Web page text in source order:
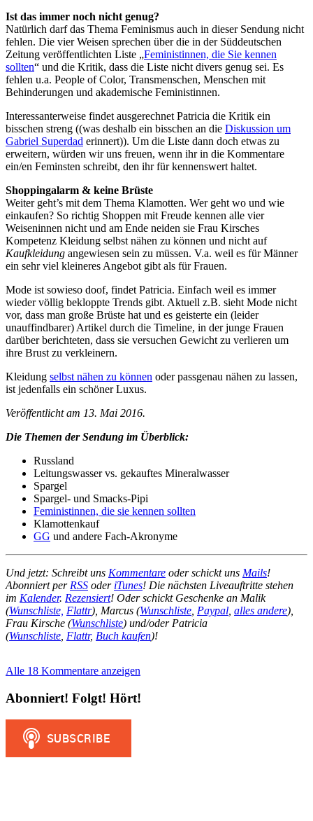
Ist das immer noch nicht genug?
Natürlich darf das Thema Feminismus auch in dieser Sendung nicht
fehlen. Die vier Weisen sprechen über die in der Süddeutschen
Zeitung veröffentlichten Liste „Feministinnen, die Sie kennen
sollten“ und die Kritik, dass die Liste nicht divers genug sei. Es
fehlen u.a. People of Color, Transmenschen, Menschen mit
Behinderungen und akademische Feministinnen.
Interessanterweise findet ausgerechnet Patricia die Kritik ein
bisschen streng ((was deshalb ein bisschen an die Diskussion um
Gabriel Superdad erinnert)). Um die Liste dann doch etwas zu
erweitern, würden wir uns freuen, wenn ihr in die Kommentare
ein/en Feminsten schreibt, den ihr für kennenswert haltet.
Shoppingalarm & keine Brüste
Weiter geht’s mit dem Thema Klamotten. Wer geht wo und wie
einkaufen? So richtig Shoppen mit Freude kennen alle vier
Weiseninnen nicht und am Ende neiden sie Frau Kirsches
Kompetenz Kleidung selbst nähen zu können und nicht auf
Kaufkleidung angewiesen sein zu müssen. V.a. weil es für Männer
ein sehr viel kleineres Angebot gibt als für Frauen.
Mode ist sowieso doof, findet Patricia. Einfach weil es immer
wieder völlig bekloppte Trends gibt. Aktuell z.B. sieht Mode nicht
vor, dass man große Brüste hat und es geisterte ein (leider
unauffindbarer) Artikel durch die Timeline, in der junge Frauen
darüber berichteten, dass sie versuchen Gewicht zu verlieren um
ihre Brust zu verkleinern.
Kleidung selbst nähen zu können oder passgenau nähen zu lassen,
ist jedenfalls ein schöner Luxus.
Veröffentlicht am 13. Mai 2016.
Die Themen der Sendung im Überblick:
Russland
Leitungswasser vs. gekauftes Mineralwasser
Spargel
Spargel- und Smacks-Pipi
Feministinnen, die sie kennen sollten
Klamottenkauf
GG und andere Fach-Akronyme
Und jetzt: Schreibt uns Kommentare oder schickt uns Mails!
Abonniert perRSS oder iTunes! Die nächsten Liveauftritte stehen
im Kalender. Rezensiert! Oder schickt Geschenke an Malik
(Wunschliste, Flattr), Marcus (Wunschliste, Paypal, alles andere),
Frau Kirsche (Wunschliste) und/oder Patricia
(Wunschliste, Flattr, Buch kaufen)!
Alle 18 Kommentare anzeigen
Abonniert! Folgt! Hört!